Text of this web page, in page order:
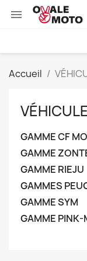

Accueil
GAMME CF
GAMME
GAMME RIEJU
GAMMES
GAMME SYM
GAMME PINK-